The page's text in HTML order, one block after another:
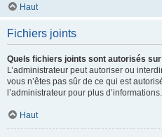
Haut
Fichiers joints
Quels fichiers joints sont autorisés
L’administrateur peut autoriser ou
vous n’êtes pas sûr de ce qui est
l’administrateur pour plus d’informations.
Haut